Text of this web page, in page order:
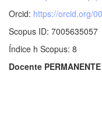
Orcid: https://orcid.org/
Scopus ID: 7005635057
Índice h Scopus: 8
Docente PERMANENTE